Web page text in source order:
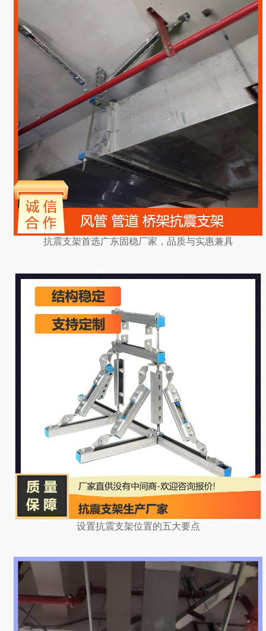
抗震支架首选广东固稳厂家，品质与实惠兼具
设置抗震支架位置的五大要点